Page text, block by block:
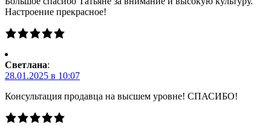
Настроение прекрасное!
Светлана:
28.01.2025 в 10:07
Консультация продавца на высшем уровне! СПАСИБО!